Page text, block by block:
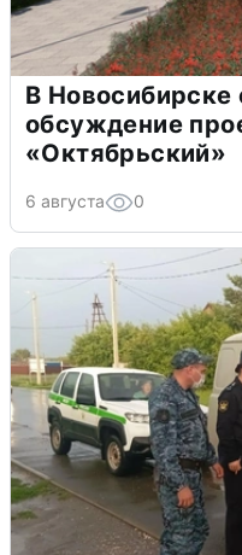
В Новосибирске
обсуждение
«Октябрьский»
6 августа 0